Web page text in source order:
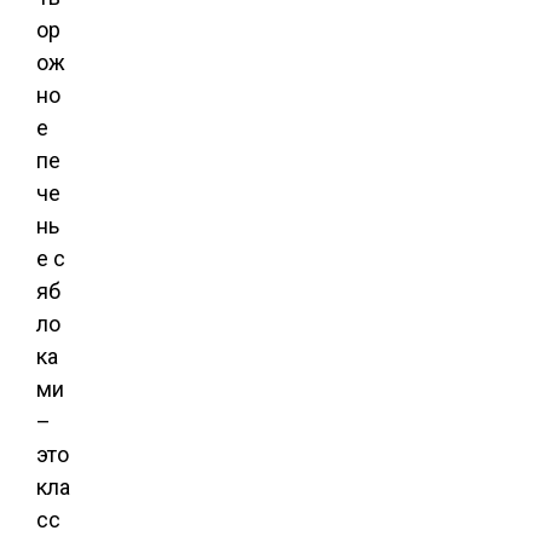
ор
ож
но
е
пе
че
нь
е с
яб
ло
ка
ми
–
это
кла
сс